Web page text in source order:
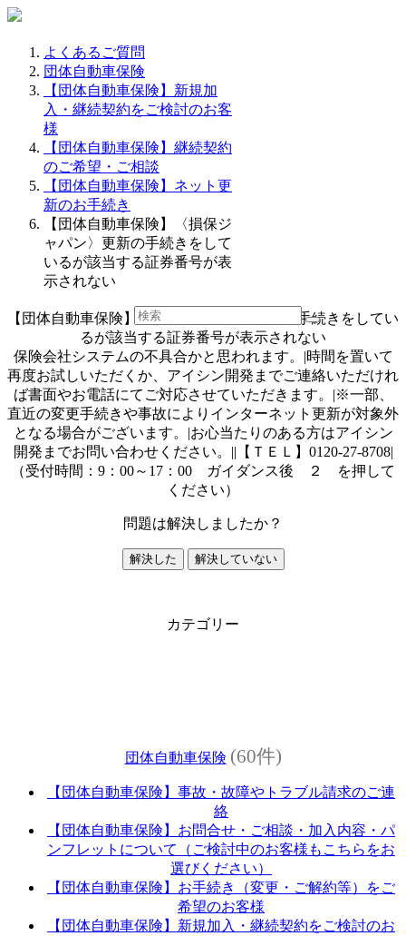
よくあるご質問
団体自動車保険
【団体自動車保険】新規加
入・継続契約をご検討のお客
様
【団体自動車保険】継続契約
のご希望・ご相談
【団体自動車保険】ネット更
新のお手続き
【団体自動車保険】〈損保ジ
ャパン〉更新の手続きをして
いるが該当する証券番号が表
示されない
【団体自動車保険】〈損保ジャパン〉更新の手続きをしてい
るが該当する証券番号が表示されない
保険会社システムの不具合かと思われます。|時間を置いて
再度お試しいただくか、アイシン開発までご連絡いただけれ
ば書面やお電話にてご対応させていただきます。|※一部、
直近の変更手続きや事故によりインターネット更新が対象外
となる場合がございます。|お心当たりのある方はアイシン
開発までお問い合わせください。||【ＴＥＬ】0120-27-8708|
（受付時間：9：00～17：00 ガイダンス後 ２ を押して
ください）
問題は解決しましたか？
解決した 解決していない
カテゴリー
団体自動車保険 (60件)
【団体自動車保険】事故・故障やトラブル請求のご連
絡
【団体自動車保険】お問合せ・ご相談・加入内容・パ
ンフレットについて（ご検討中のお客様もこちらをお
選びください）
【団体自動車保険】お手続き（変更・ご解約等）をご
希望のお客様
【団体自動車保険】新規加入・継続契約をご検討のお